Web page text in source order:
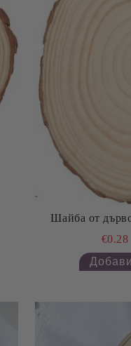
Шайба от
€0.28